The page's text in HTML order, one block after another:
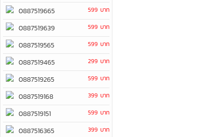
0887519665 599 บาท
0887519639 599 บาท
0887519565 599 บาท
0887519465 299 บาท
0887519265 599 บาท
0887519168 399 บาท
0887519151 599 บาท
0887516365 399 บาท